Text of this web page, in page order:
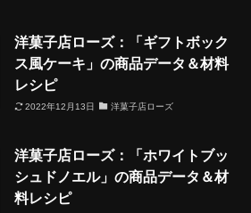
洋菓子店ローズ：「ギフトボック
ス風ケーキ」の商品データ＆材料
レシピ
2022年12月13日 洋菓子店ローズ
洋菓子店ローズ：「ホワイトブッ
シュドノエル」の商品データ＆材
料レシピ